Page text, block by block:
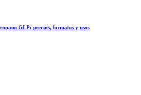
GLP: precios, formatos y usos